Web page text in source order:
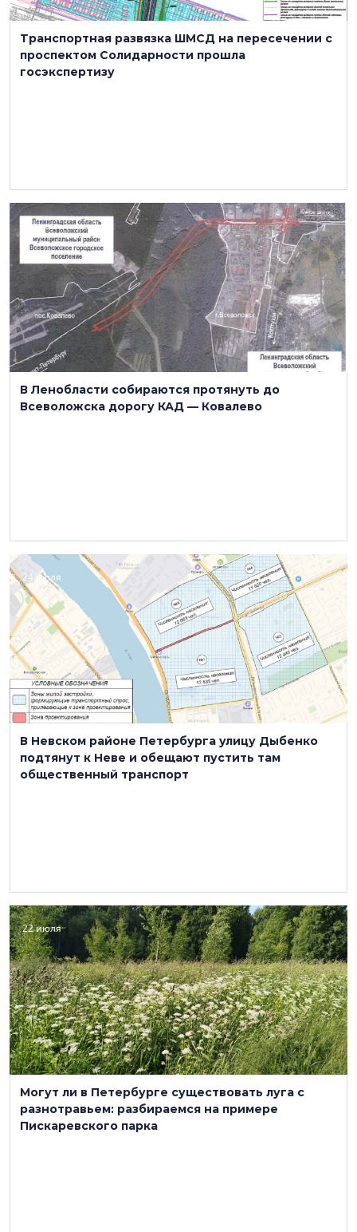
Транспортная развязка ШМСД на пересечении с
проспектом Солидарности прошла
госэкспертизу
24 июля
В Ленобласти собираются протянуть до
Всеволожска дорогу КАД — Ковалево
24 июля
В Невском районе Петербурга улицу Дыбенко
подтянут к Неве и обещают пустить там
общественный транспорт
22 июля
Могут ли в Петербурге существовать луга с
разнотравьем: разбираемся на примере
Пискаревского парка